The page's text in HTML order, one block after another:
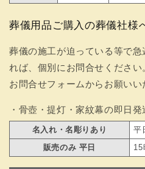
葬儀用品ご購入の葬儀社様
葬儀の施工が迫っている等で
れば、個別にお問合せくださ
お問合せフォームからお願いい
・骨壺・提灯・家紋幕の即日発
名入れ・名彫りあり
平
販売のみ 平日
15